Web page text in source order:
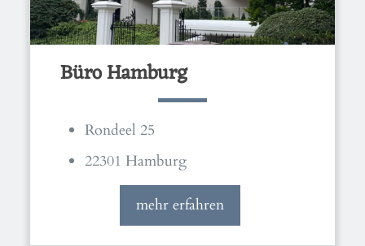
Büro Hamburg
Rondeel 25
22301 Hamburg
mehr erfahren